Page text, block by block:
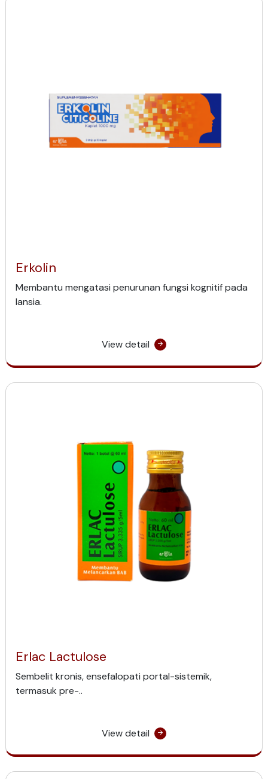
Erkolin
Membantu mengatasi penurunan fungsi kognitif pada
lansia.
View detail
Erlac Lactulose
Sembelit kronis, ensefalopati portal-sistemik,
termasuk pre-..
View detail